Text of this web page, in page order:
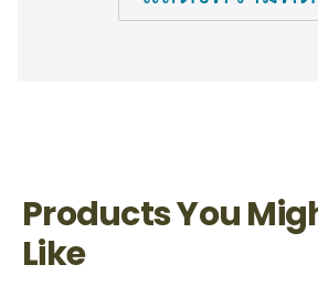
Products You
Like